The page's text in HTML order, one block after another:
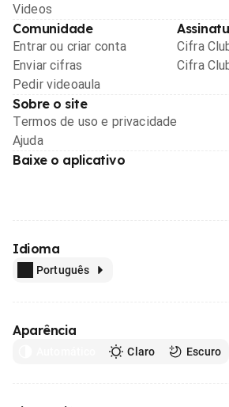
Videos
Comunidade
Entrar ou criar conta
Enviar cifras
Pedir videoaula
Cifra
Cifra
Sobre o site
Termos de uso e privacidade
Ajuda
Baixe o aplicativo
Idioma
Português
Aparência
Claro Escuro